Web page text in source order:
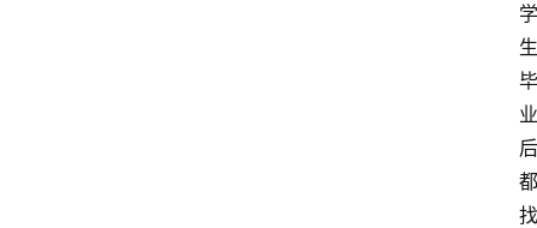
学
生
毕
业
后
都
找